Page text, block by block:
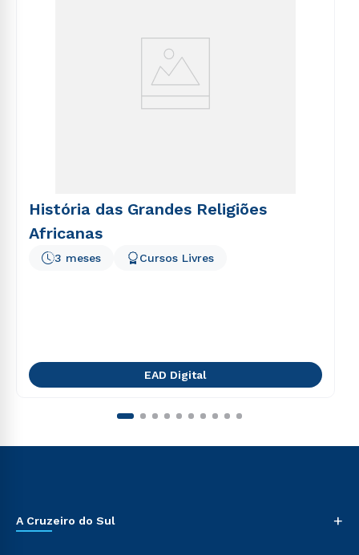
História das Grandes Religiões
Africanas
3 meses Cursos Livres
EAD Digital
A Cruzeiro do Sul +